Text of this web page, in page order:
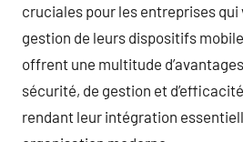
cruciales pour les entreprises
gestion de leurs dispositifs
offrent une multitude
sécurité, de gestion et
rendant leur intégration